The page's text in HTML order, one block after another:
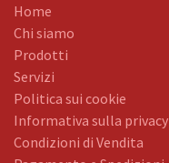
Home
Chi siamo
Prodotti
Servizi
Politica sui cookie
Informativa sulla privacy
Condizioni di Vendita